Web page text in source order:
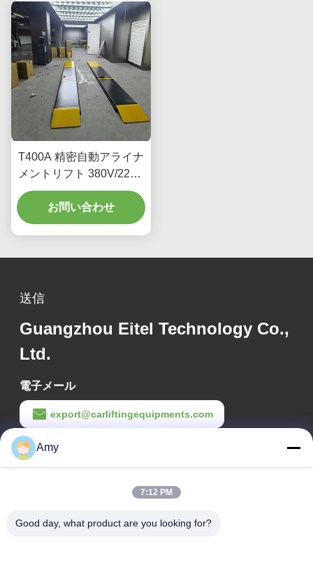
T400A 精密自動アライナ
メントリフト 380V/220V
低プロフィール設計
お問い合わせ
送信
Guangzhou Eitel Technology Co.,
Ltd.
電子メール
export@carliftingequipments.com
作業時間
09:00-18:00
会社の住所
Amy
7:12 PM
Good day, what product are you looking for?